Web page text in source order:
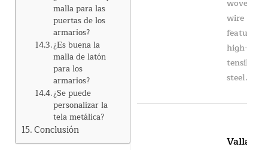
malla para las
puertas de los
armarios?
¿Es buena la
malla de latón
para los
armarios?
¿Se puede
personalizar la
tela metálica?
Conclusión
woven
wire
features
high-
tensile
steel...
Valla de